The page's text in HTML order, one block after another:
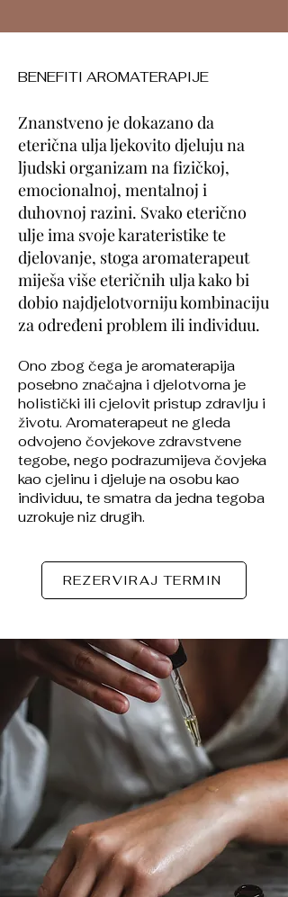
BENEFITI AROMATERAPIJE
Znanstveno je dokazano da
eterična ulja ljekovito djeluju na
ljudski organizam na fizičkoj,
emocionalnoj, mentalnoj i
duhovnoj razini. Svako eterično
ulje ima svoje karateristike te
djelovanje, stoga aromaterapeut
miješa više eteričnih ulja kako bi
dobio najdjelotvorniju kombinaciju
za određeni problem ili individuu.
Ono zbog čega je aromaterapija
posebno značajna i djelotvorna je
holistički ili cjelovit pristup zdravlju i
životu. Aromaterapeut ne gleda
odvojeno čovjekove zdravstvene
tegobe, nego podrazumijeva čovjeka
kao cjelinu i djeluje na osobu kao
individuu, te smatra da jedna tegoba
uzrokuje niz drugih.
REZERVIRAJ TERMIN